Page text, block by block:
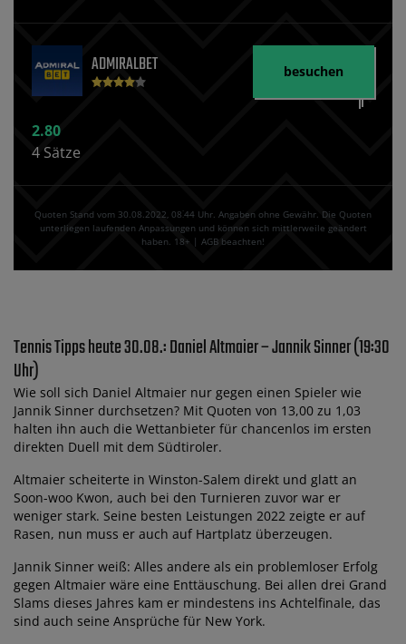
ADMIRALBET
2.80
4 Sätze
besuchen
Quoten Stand vom 30.08.2022‚ 08⁚44 Uhr. Angaben ohne Gewähr. Die Quoten
unterliegen laufenden Anpassungen und können sich mittlerweile geändert
haben. 18+ | AGB beachten!
Tennis Tipps heute 30.08.: Daniel Altmaier – Jannik Sinner (19:30
Uhr)
Wie soll sich Daniel Altmaier nur gegen einen Spieler wie
Jannik Sinner durchsetzen? Mit Quoten von 13,00 zu 1,03
halten ihn auch die Wettanbieter für chancenlos im ersten
direkten Duell mit dem Südtiroler.
Altmaier scheiterte in Winston-Salem direkt und glatt an
Soon-woo Kwon, auch bei den Turnieren zuvor war er
weniger stark. Seine besten Leistungen 2022 zeigte er auf
Rasen, nun muss er auch auf Hartplatz überzeugen.
Jannik Sinner weiß: Alles andere als ein problemloser Erfolg
gegen Altmaier wäre eine Enttäuschung. Bei allen drei Grand
Slams dieses Jahres kam er mindestens ins Achtelfinale, das
sind auch seine Ansprüche für New York.